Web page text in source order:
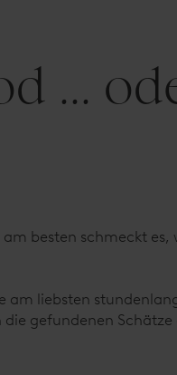
...
besten schmeckt es,
am liebsten
gefundenen